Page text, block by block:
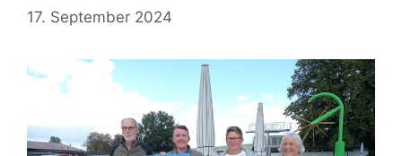
17. September 2024